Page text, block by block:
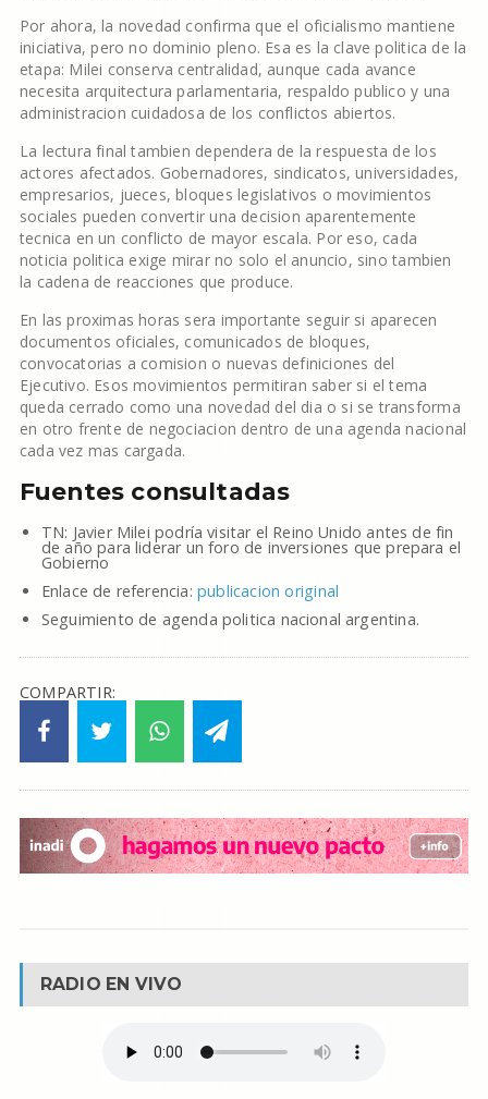
Por ahora, la novedad confirma que el oficialismo mantiene
iniciativa, pero no dominio pleno. Esa es la clave politica de la
etapa: Milei conserva centralidad, aunque cada avance
necesita arquitectura parlamentaria, respaldo publico y una
administracion cuidadosa de los conflictos abiertos.
La lectura final tambien dependera de la respuesta de los
actores afectados. Gobernadores, sindicatos, universidades,
empresarios, jueces, bloques legislativos o movimientos
sociales pueden convertir una decision aparentemente
tecnica en un conflicto de mayor escala. Por eso, cada
noticia politica exige mirar no solo el anuncio, sino tambien
la cadena de reacciones que produce.
En las proximas horas sera importante seguir si aparecen
documentos oficiales, comunicados de bloques,
convocatorias a comision o nuevas definiciones del
Ejecutivo. Esos movimientos permitiran saber si el tema
queda cerrado como una novedad del dia o si se transforma
en otro frente de negociacion dentro de una agenda nacional
cada vez mas cargada.
Fuentes consultadas
TN: Javier Milei podría visitar el Reino Unido antes de fin
de año para liderar un foro de inversiones que prepara el
Gobierno
Enlace de referencia: publicacion original
Seguimiento de agenda politica nacional argentina.
COMPARTIR:
RADIO EN VIVO